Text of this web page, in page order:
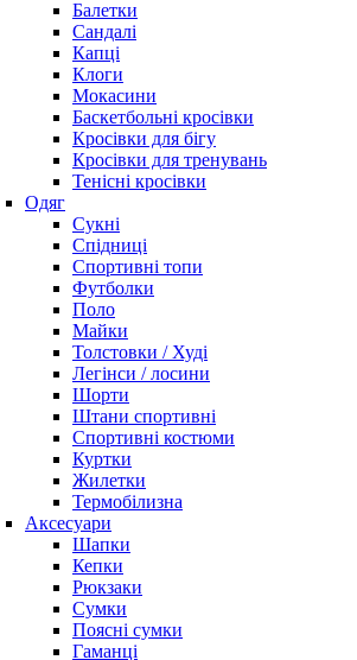
Балетки
Сандалі
Капці
Клоги
Мокасини
Баскетбольні кросівки
Кросівки для бігу
Кросівки для тренувань
Тенісні кросівки
Одяг
Сукні
Спідниці
Спортивні топи
Футболки
Поло
Майки
Толстовки / Худі
Легінси / лосини
Шорти
Штани спортивні
Спортивні костюми
Куртки
Жилетки
Термобілизна
Аксесуари
Шапки
Кепки
Рюкзаки
Сумки
Поясні сумки
Гаманці